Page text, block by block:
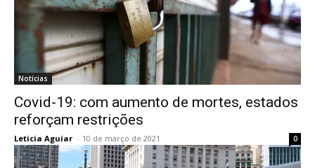
Notícias
Covid-19: com aumento de mortes, estados
reforçam restrições
Leticia Aguiar - 10 de março de 2021 0